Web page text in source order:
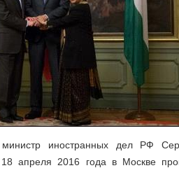
иностранных дел РФ
апреля 2016 года в Москве